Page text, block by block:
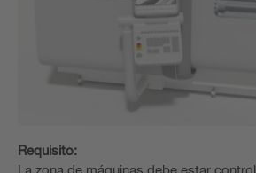
Requisito:
La zona de máquinas debe estar